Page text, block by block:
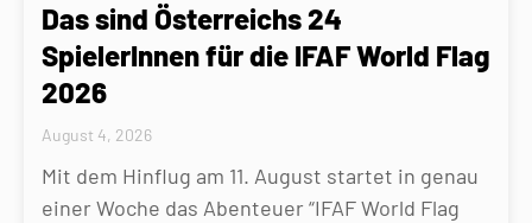
Das sind Österreichs 24
SpielerInnen für die IFAF World Flag
2026
August 4, 2026
Mit dem Hinflug am 11. August startet in genau
einer Woche das Abenteuer “IFAF World Flag